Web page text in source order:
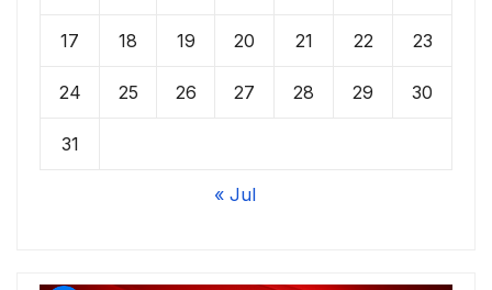
17 18 19 20 21 22 23
24 25 26 27 28 29 30
31
« Jul